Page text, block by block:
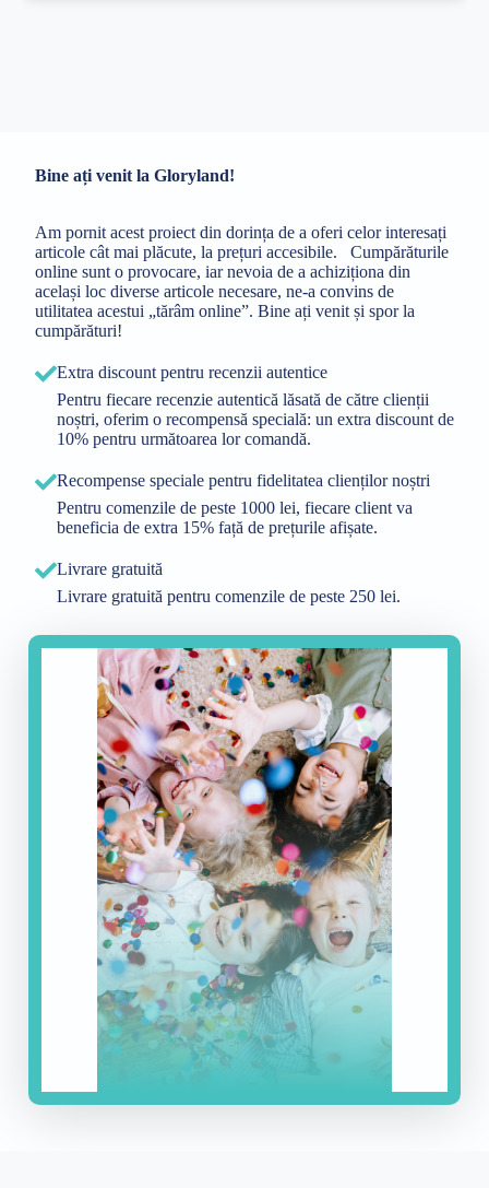
Bine ați venit la Gloryland!
Am pornit acest proiect din dorința de a oferi celor interesați
articole cât mai plăcute, la prețuri accesibile. Cumpărăturile
online sunt o provocare, iar nevoia de a achiziționa din
același loc diverse articole necesare, ne-a convins de
utilitatea acestui „tărâm online”. Bine ați venit și spor la
cumpărături!
Extra discount pentru recenzii autentice
Pentru fiecare recenzie autentică lăsată de către clienții
noștri, oferim o recompensă specială: un extra discount de
10% pentru următoarea lor comandă.
Recompense speciale pentru fidelitatea clienților noștri
Pentru comenzile de peste 1000 lei, fiecare client va
beneficia de extra 15% față de prețurile afișate.
Livrare gratuită
Livrare gratuită pentru comenzile de peste 250 lei.